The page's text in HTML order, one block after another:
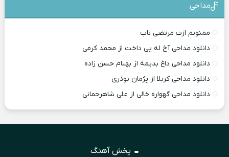
مداحی
ممنونم ازت مرتضی باب
دانلود مداحی آخ له پی داخت از محمد کرمی
دانلود مداحی داغ بدیمه از بهنام حسن زاده
دانلود مداحی کربلا از پژمان نوذری
دانلود مداحی گهواره خالی از علی شاهرحمانی
پخش آهنگ